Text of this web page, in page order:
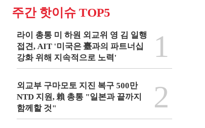
주간 핫이슈 TOP5
라이 총통 미 하원 외교위 영 김 일행
접견, AIT '미국은 臺과의 파트너십
강화 위해 지속적으로 노력'
1
외교부 구마모토 지진 복구 500만
NTD 지원, 賴 총통 "일본과 끝까지
함께할 것"
2